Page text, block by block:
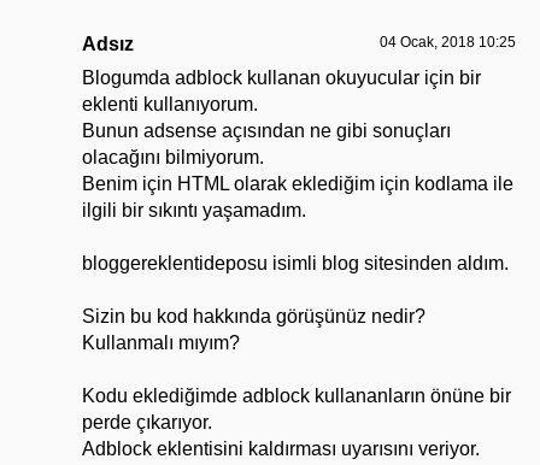
Adsız 04 Ocak, 2018 10:25
Blogumda adblock kullanan okuyucular için bir
eklenti kullanıyorum.
Bunun adsense açısından ne gibi sonuçları
olacağını bilmiyorum.
Benim için HTML olarak eklediğim için kodlama ile
ilgili bir sıkıntı yaşamadım.
bloggereklentideposu isimli blog sitesinden aldım.
Sizin bu kod hakkında görüşünüz nedir?
Kullanmalı mıyım?
Kodu eklediğimde adblock kullananların önüne bir
perde çıkarıyor.
Adblock eklentisini kaldırması uyarısını veriyor.